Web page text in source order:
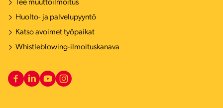
Tee muuttoilmoitus
Huolto- ja palvelupyyntö
Katso avoimet työpaikat
Whistleblowing-ilmoituskanava